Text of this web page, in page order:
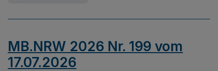
MB.NRW 2026 Nr. 199 vom
17.07.2026